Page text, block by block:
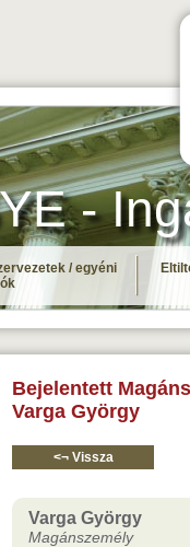
-
/ egyéni
Bejelentett
Varga György
<¬ Vissza
Varga György
Magánszemély